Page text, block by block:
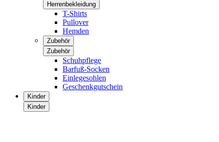
Herrenbekleidung
T-Shirts
Pullover
Hemden
Zubehör
Zubehör
Schuhpflege
Barfuß-Socken
Einlegesohlen
Geschenkgutschein
Kinder
Kinder